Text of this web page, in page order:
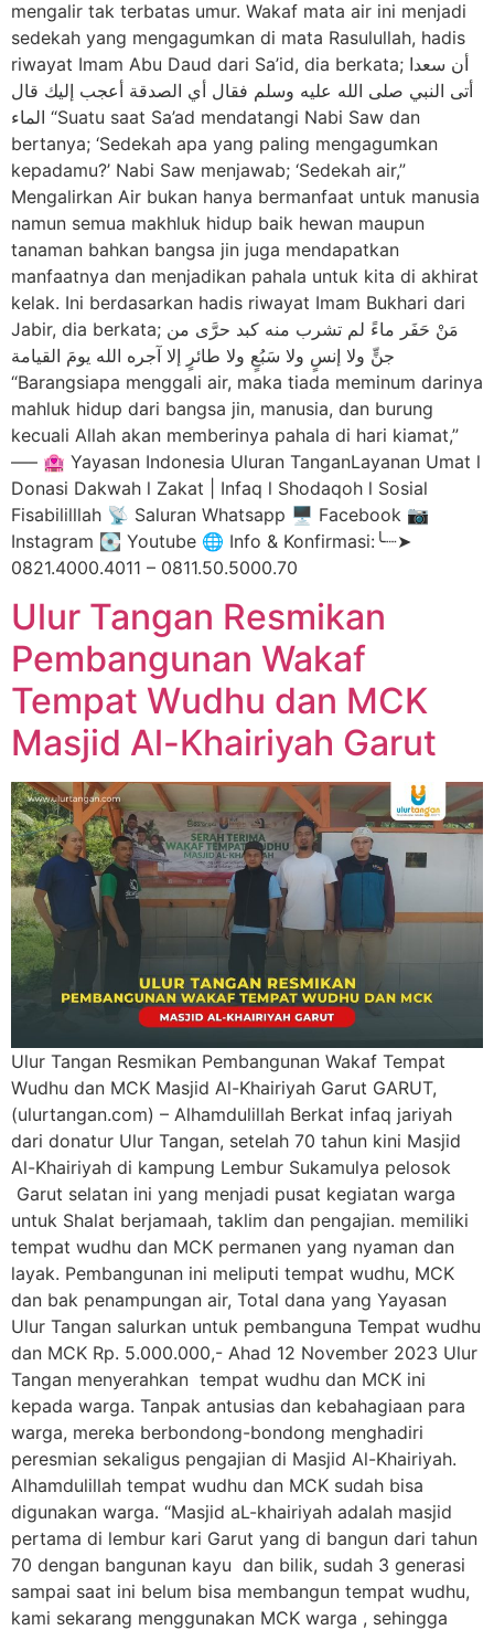
mengalir tak terbatas umur. Wakaf mata air ini menjadi
sedekah yang mengagumkan di mata Rasulullah, hadis
riwayat Imam Abu Daud dari Sa’id, dia berkata; أن سعدا
أتى النبي صلى الله عليه وسلم فقال أي الصدقة أعجب إليك قال
الماء “Suatu saat Sa’ad mendatangi Nabi Saw dan
bertanya; ‘Sedekah apa yang paling mengagumkan
kepadamu?’ Nabi Saw menjawab; ‘Sedekah air,”
Mengalirkan Air bukan hanya bermanfaat untuk manusia
namun semua makhluk hidup baik hewan maupun
tanaman bahkan bangsa jin juga mendapatkan
manfaatnya dan menjadikan pahala untuk kita di akhirat
kelak. Ini berdasarkan hadis riwayat Imam Bukhari dari
Jabir, dia berkata; مَنْ حَفَر ماءً لم تشرب منه كبد حرَّى من
جنٍّ ولا إنسٍ ولا سَبُعٍ ولا طائرٍ إلا آجره الله يومَ القيامة
“Barangsiapa menggali air, maka tiada meminum darinya
mahluk hidup dari bangsa jin, manusia, dan burung
kecuali Allah akan memberinya pahala di hari kiamat,”
—– 🏩 Yayasan Indonesia Uluran TanganLayanan Umat l
Donasi Dakwah l Zakat | Infaq l Shodaqoh l Sosial
Fisabililllah 📡 Saluran Whatsapp 🖥️ Facebook 📷
Instagram 💽 Youtube 🌐 Info & Konfirmasi:╰┈➤
0821.4000.4011 – 0811.50.5000.70
Ulur Tangan Resmikan
Pembangunan Wakaf
Tempat Wudhu dan MCK
Masjid Al-Khairiyah Garut
Ulur Tangan Resmikan Pembangunan Wakaf Tempat
Wudhu dan MCK Masjid Al-Khairiyah Garut GARUT,
(ulurtangan.com) – Alhamdulillah Berkat infaq jariyah
dari donatur Ulur Tangan, setelah 70 tahun kini Masjid
Al-Khairiyah di kampung Lembur Sukamulya pelosok
Garut selatan ini yang menjadi pusat kegiatan warga
untuk Shalat berjamaah, taklim dan pengajian. memiliki
tempat wudhu dan MCK permanen yang nyaman dan
layak. Pembangunan ini meliputi tempat wudhu, MCK
dan bak penampungan air, Total dana yang Yayasan
Ulur Tangan salurkan untuk pembanguna Tempat wudhu
dan MCK Rp. 5.000.000,- Ahad 12 November 2023 Ulur
Tangan menyerahkan tempat wudhu dan MCK ini
kepada warga. Tanpak antusias dan kebahagiaan para
warga, mereka berbondong-bondong menghadiri
peresmian sekaligus pengajian di Masjid Al-Khairiyah.
Alhamdulillah tempat wudhu dan MCK sudah bisa
digunakan warga. “Masjid aL-khairiyah adalah masjid
pertama di lembur kari Garut yang di bangun dari tahun
70 dengan bangunan kayu dan bilik, sudah 3 generasi
sampai saat ini belum bisa membangun tempat wudhu,
kami sekarang menggunakan MCK warga , sehingga